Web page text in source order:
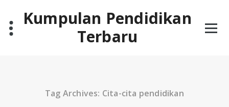
contentKumpulan Pendidikan
Terbaru
Tag Archives: Cita-cita pendidikan